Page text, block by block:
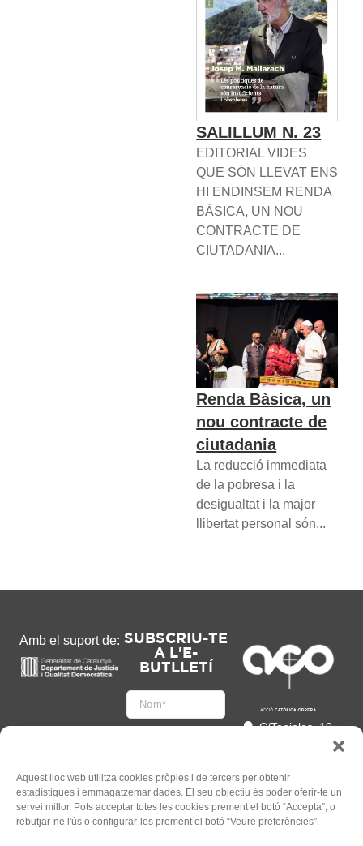
Aquest lloc web utilitza cookies pròpies i de tercers per obtenir
estadístiques i emmagatzemar dades. El seu objectiu és poder oferir-te un
servei millor. Pots acceptar totes les cookies prement el botó “Accepta”, o
rebutjar-ne l'ús o configurar-les prement el botó “Veure preferències”.
SALILLUM N. 23
EDITORIAL VIDES
QUE SÓN LLEVAT ENS
HI ENDINSEM RENDA
BÀSICA, UN NOU
CONTRACTE DE
CIUTADANIA...
Renda Bàsica, un
nou contracte de
ciutadania
La reducció immediata
de la pobresa i la
desigualtat i la major
llibertat personal són...
Amb el suport de: SUBSCRIU-TE
A L'E-
BUTLLETÍ
Accepto
l'Informació legal
C/Tapioles, 10
93 505 86 86
hola@acocat.org